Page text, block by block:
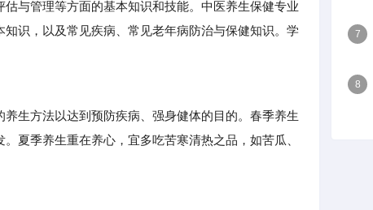
与管理等方面的基本知识和技能。中医养生保健专业
识，以及常见疾病、常见老年病防治与保健知识。学
生方法以达到预防疾病、强身健体的目的。春季养生
夏季养生重在养心，宜多吃苦寒清热之品，如苦瓜、
7
8